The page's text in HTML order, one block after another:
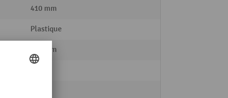
410 mm
Plastique
610 mm